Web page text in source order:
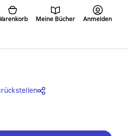
Meine Bücher Anmelden